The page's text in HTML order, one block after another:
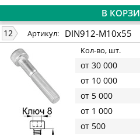
В
12 Артикул: DIN912-M10x55
Кол-во, шт.
от 30 000
от 10 000
от 5 000
от 1 000
от 500